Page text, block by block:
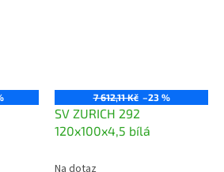
7 612,11 Kč –23 %
SV ZURICH 292
120x100x4,5 bílá